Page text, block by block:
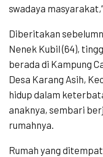
swadaya
Diberitakan
Nenek Kubil (64),
berada di Kampung
Desa Karang Asih,
hidup dalam
anaknya, sembari
rumahnya.
Rumah yang